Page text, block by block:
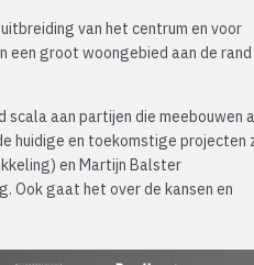
van het centrum en voor
groot woongebied aan de rand
aan partijen die meebouwen
huidige en toekomstige projecten
en Martijn Balster
Ook gaat het over de kansen en